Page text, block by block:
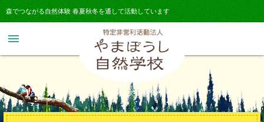
森でつながる自然体験 春夏秋冬を通して活動しています
menu